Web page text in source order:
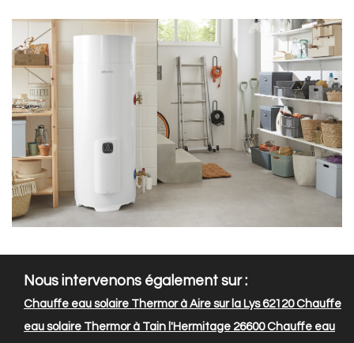
Nous intervenons également sur :
Chauffe eau solaire Thermor à Aire sur la Lys 62120Chauffe
eau solaire Thermor à Tain l'Hermitage 26600Chauffe eau